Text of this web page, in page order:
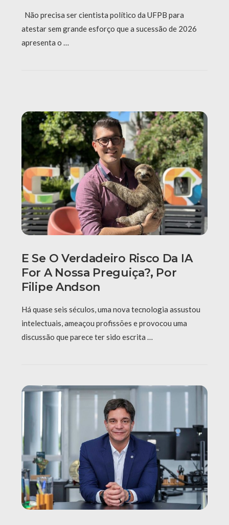
Não precisa ser cientista político da UFPB para
atestar sem grande esforço que a sucessão de 2026
apresenta o …
E Se O Verdadeiro Risco Da IA
For A Nossa Preguiça?, Por
Filipe Andson
Há quase seis séculos, uma nova tecnologia assustou
intelectuais, ameaçou profissões e provocou uma
discussão que parece ter sido escrita …